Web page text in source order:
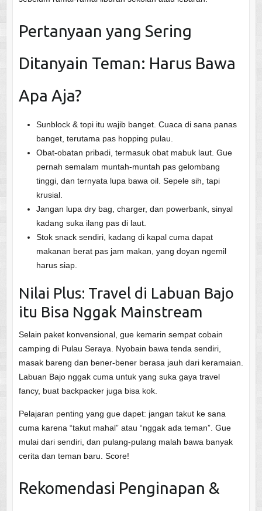
Pertanyaan yang Sering
Ditanyain Teman: Harus Bawa
Apa Aja?
Sunblock & topi itu wajib banget. Cuaca di sana panas
banget, terutama pas hopping pulau.
Obat-obatan pribadi, termasuk obat mabuk laut. Gue
pernah semalam muntah-muntah pas gelombang
tinggi, dan ternyata lupa bawa oil. Sepele sih, tapi
krusial.
Jangan lupa dry bag, charger, dan powerbank, sinyal
kadang suka ilang pas di laut.
Stok snack sendiri, kadang di kapal cuma dapat
makanan berat pas jam makan, yang doyan ngemil
harus siap.
Nilai Plus: Travel di Labuan Bajo
itu Bisa Nggak Mainstream
Selain paket konvensional, gue kemarin sempat cobain
camping di Pulau Seraya. Nyobain bawa tenda sendiri,
masak bareng dan bener-bener berasa jauh dari keramaian.
Labuan Bajo nggak cuma untuk yang suka gaya travel
fancy, buat backpacker juga bisa kok.
Pelajaran penting yang gue dapet: jangan takut ke sana
cuma karena “takut mahal” atau “nggak ada teman”. Gue
mulai dari sendiri, dan pulang-pulang malah bawa banyak
cerita dan teman baru. Score!
Rekomendasi Penginapan &